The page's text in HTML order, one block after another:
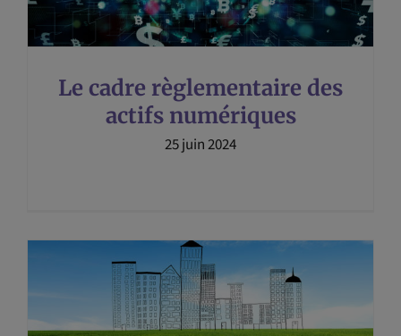
Le cadre règlementaire des
actifs numériques
25 juin 2024